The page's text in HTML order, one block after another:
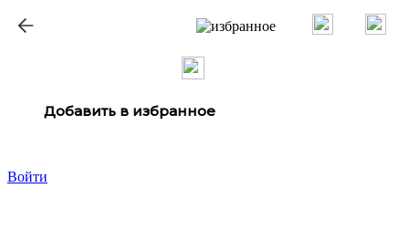
Добавить в избранное
Войти